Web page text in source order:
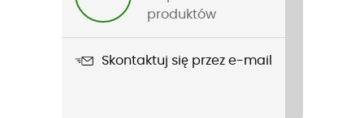
produktów
Skontaktuj się przez e-mail